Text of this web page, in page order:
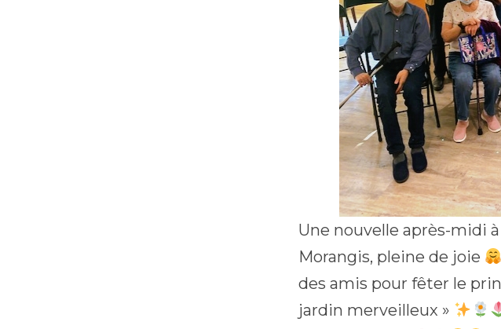
Une nouvelle après-midi
Morangis, pleine de joie
des amis pour fêter le
jardin merveilleux »